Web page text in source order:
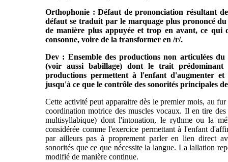
Orthophonie : Défaut de prononciation résultant
défaut se traduit par le marquage plus prononcé
de manière plus appuyée et trop en avant, ce qui
consonne, voire de la transformer en /r/.
Dev : Ensemble des productions non articulées
(voir aussi babillage) dont le trait prédominant
productions permettent à l'enfant d'augmenter
jusqu'à ce que le contrôle des sonorités principales
Cette activité peut apparaitre dès le premier mois, au
coordination motrice des muscles vocaux. Il en tire
multisyllabique) dont l'intonation, le rythme ou la
considérée comme l'exercice permettant à l'enfant
par ailleurs pas à proprement parler en lien direct
sonorités que ce que nécessite la langue. La lallation
modifié de manière continue.